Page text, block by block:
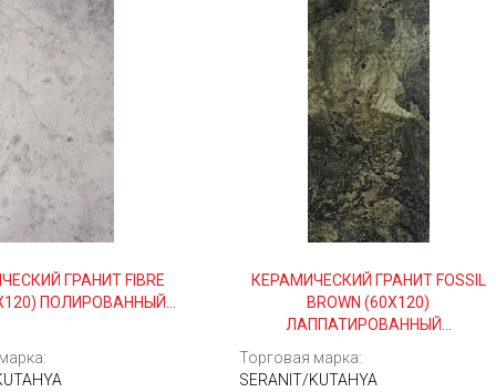
ГРАНИТ FIBRE
ПОЛИРОВАННЫЙ...
КЕРАМИЧЕСКИЙ ГРАНИТ FOSSIL
BROWN (60Х120)
ЛАППАТИРОВАННЫЙ...
Торговая марка:
SERANIT/KUTAHYA